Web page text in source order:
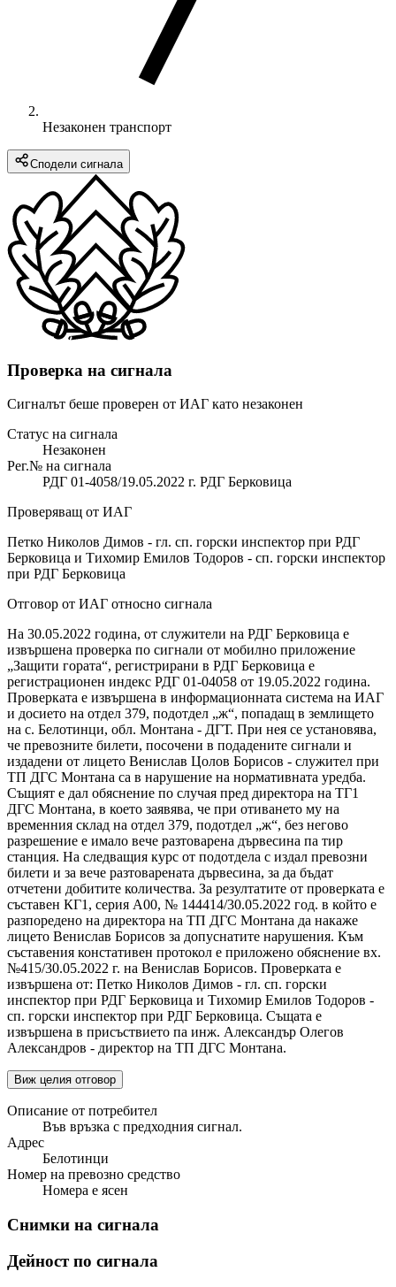
Незаконен транспорт
Сподели сигнала
Проверка на сигнала
Сигналът беше проверен от ИАГ като незаконен
Статус на сигнала
Незаконен
Рег.№ на сигнала
РДГ 01-4058/19.05.2022 г. РДГ Берковица
Проверяващ от ИАГ
Петко Николов Димов - гл. сп. горски инспектор при РДГ
Берковица и Тихомир Емилов Тодоров - сп. горски инспектор
при РДГ Берковица
Отговор от ИАГ относно сигнала
На 30.05.2022 година, от служители на РДГ Берковица е
извършена проверка по сигнали от мобилно приложение
„Защити гората“, регистрирани в РДГ Берковица е
регистрационен индекс РДГ 01-04058 от 19.05.2022 година.
Проверката е извършена в информационната система на ИАГ
и досието на отдел 379, подотдел „ж“, попадащ в землището
на с. Белотинци, обл. Монтана - ДГТ. При нея се установява,
че превозните билети, посочени в подадените сигнали и
издадени от лицето Венислав Цолов Борисов - служител при
ТП ДГС Монтана са в нарушение на нормативната уредба.
Същият е дал обяснение по случая пред директора на ТГ1
ДГС Монтана, в което заявява, че при отиването му на
временния склад на отдел 379, подотдел „ж“, без негово
разрешение е имало вече разтоварена дървесина па тир
станция. На следващия курс от подотдела с издал превозни
билети и за вече разтоварената дървесина, за да бъдат
отчетени добитите количества. За резултатите от проверката е
съставен КГ1, серия А00, № 144414/30.05.2022 год. в който е
разпоредено на директора на ТП ДГС Монтана да накаже
лицето Венислав Борисов за допуснатите нарушения. Към
съставения констативен протокол е приложено обяснение вх.
№415/30.05.2022 г. на Венислав Борисов. Проверката е
извършена от: Петко Николов Димов - гл. сп. горски
инспектор при РДГ Берковица и Тихомир Емилов Тодоров -
сп. горски инспектор при РДГ Берковица. Същата е
извършена в присъствието па инж. Александър Олегов
Александров - директор на ТП ДГС Монтана.
Виж целия отговор
Описание от потребител
Във връзка с предходния сигнал.
Адрес
Белотинци
Номер на превозно средство
Номера е ясен
Снимки на сигнала
Дейност по сигнала